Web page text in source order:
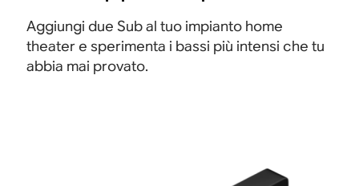
Aggiungi due Sub al tuo impianto home
theater e sperimenta i bassi più intensi che tu
abbia mai provato.